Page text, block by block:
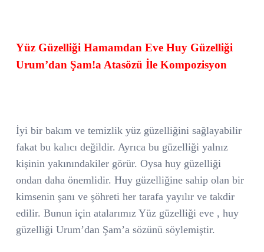
Yüz Güzelliği Hamamdan Eve Huy Güzelliği
Urum’dan Şam!a Atasözü İle Kompozisyon
İyi bir bakım ve temizlik yüz güzelliğini sağlayabilir
fakat bu kalıcı değildir. Ayrıca bu güzelliği yalnız
kişinin yakınındakiler görür. Oysa huy güzelliği
ondan daha önemlidir. Huy güzelliğine sahip olan bir
kimsenin şanı ve şöhreti her tarafa yayılır ve takdir
edilir. Bunun için atalarımız Yüz güzelliği eve , huy
güzelliği Urum’dan Şam’a sözünü söylemiştir.